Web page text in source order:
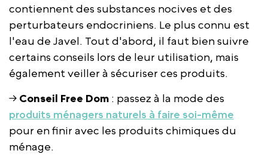
contiennent des substances nocives et des
perturbateurs endocriniens. Le plus connu est
l'eau de Javel. Tout d'abord, il faut bien suivre
certains conseils lors de leur utilisation, mais
également veiller à sécuriser ces produits.
→ Conseil Free Dom : passez à la mode des
produits ménagers naturels à faire soi-même
pour en finir avec les produits chimiques du
ménage.